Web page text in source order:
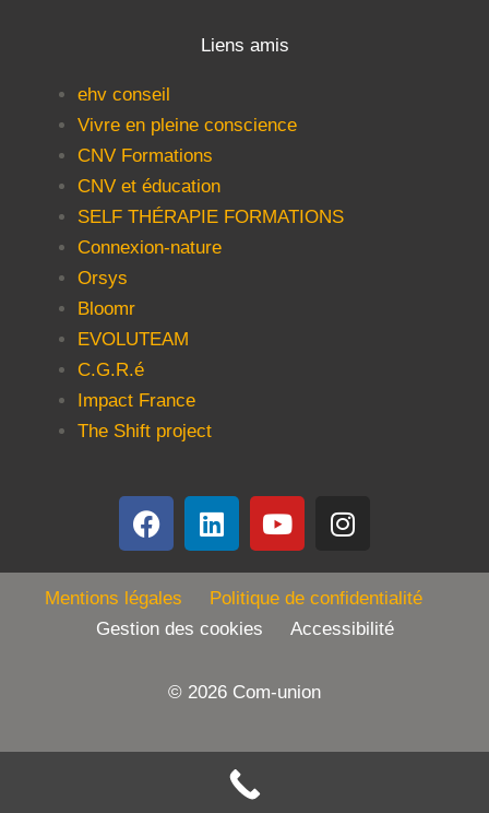
Liens amis
ehv conseil
Vivre en pleine conscience
CNV Formations
CNV et éducation
SELF THÉRAPIE FORMATIONS
Connexion-nature
Orsys
Bloomr
EVOLUTEAM
C.G.R.é
Impact France
The Shift project
Mentions légales
Politique de confidentialité
Gestion des cookies Accessibilité
© 2026 Com-union